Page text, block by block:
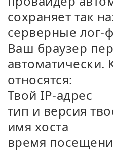
сохраняет так
серверные лог-
Ваш браузер
автоматически.
относятся:
Твой IP-адрес
тип и версия
имя хоста
время